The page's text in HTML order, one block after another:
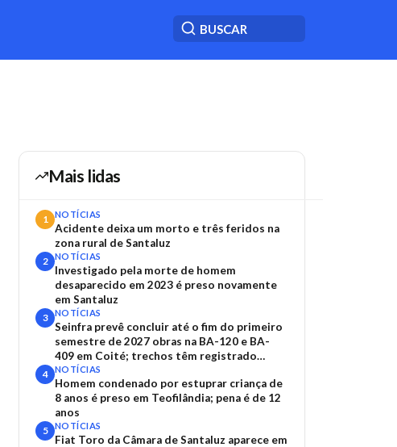
Mais lidas
1 NOTÍCIAS
Acidente deixa um morto e três feridos na
zona rural de Santaluz
2 NOTÍCIAS
Investigado pela morte de homem
desaparecido em 2023 é preso novamente
em Santaluz
3 NOTÍCIAS
Seinfra prevê concluir até o fim do primeiro
semestre de 2027 obras na BA-120 e BA-
409 em Coité; trechos têm registrado
acidentes
4 NOTÍCIAS
Homem condenado por estuprar criança de
8 anos é preso em Teofilândia; pena é de 12
anos
5 NOTÍCIAS
Fiat Toro da Câmara de Santaluz aparece em